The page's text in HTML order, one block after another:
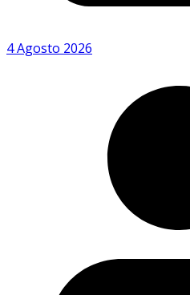
4 Agosto 2026